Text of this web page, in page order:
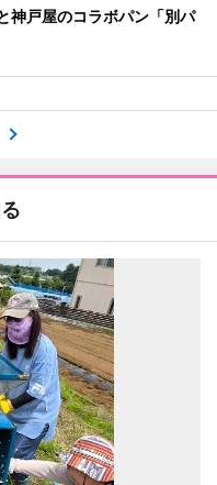
神戸屋のコラボパン「別パ